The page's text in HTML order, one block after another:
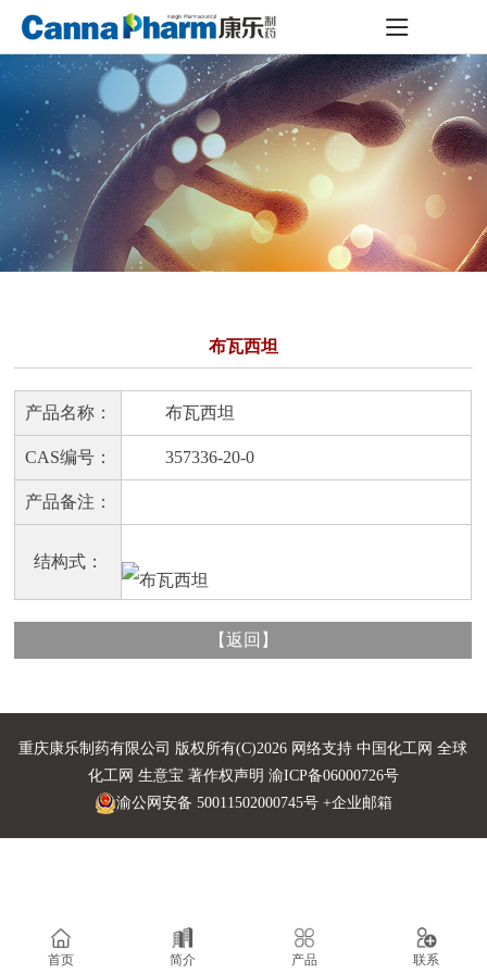
布瓦西坦
产品名称： 布瓦西坦
CAS编号： 357336-20-0
产品备注：
结构式：
【返回 】
重庆康乐制药有限公司 版权所有(C)2026 网络支持中国化工网 全球
化工网 生意宝 著作权声明 渝ICP备06000726号
渝公网安备 50011502000745号 +企业邮箱
首页 简介 产品 联系